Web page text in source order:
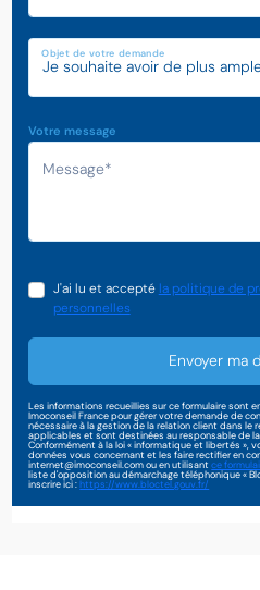
Objet de votre demande
Votre message
J'ai lu et accepté la politique de
personnelles
Envoyer ma
Les informations recueillies sur ce formulaire sont
Imoconseil France pour gérer votre demande de
nécessaire à la gestion de la relation client dans
applicables et sont destinées au responsable de
Conformément à la loi « informatique et libertés »,
données vous concernant et les faire rectifier en
internet@imoconseil.com ou en utilisantce
liste d'opposition au démarchage téléphonique «
inscrire ici :https://www.bloctel.gouv.fr/